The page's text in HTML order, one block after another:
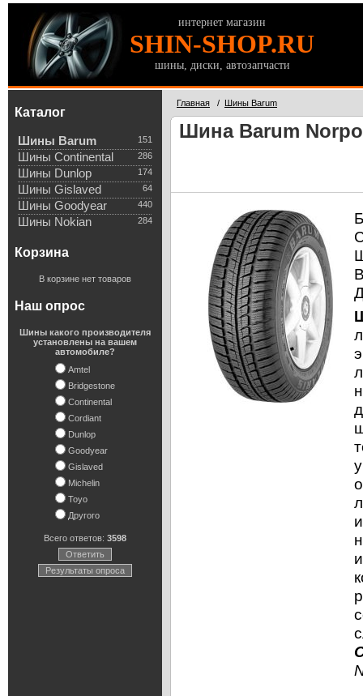
интернет магазин
SHIN-SHOP.RU
шины, диски, автозапчасти
Каталог
151
Шины Barum
286
Шины Continental
174
Шины Dunlop
64
Шины Gislaved
440
Шины Goodyear
284
Шины Nokian
Корзина
В корзине нет товаров
Наш опрос
Шины какого производителя
установлены на вашем
автомобиле?
Amtel
Bridgestone
Continental
Cordiant
Dunlop
Goodyear
Gislaved
Michelin
Toyo
Другого
Всего ответов: 3598
Ответить
Результаты опроса
Главная / Шины Barum
Шина Barum